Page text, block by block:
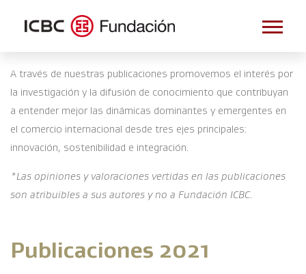
A través de nuestras publicaciones promovemos el interés por
la investigación y la difusión de conocimiento que contribuyan
a entender mejor las dinámicas dominantes y emergentes en
el comercio internacional desde tres ejes principales:
innovación, sostenibilidad e integración.
*Las opiniones y valoraciones vertidas en las publicaciones
son atribuibles a sus autores y no a Fundación ICBC.
Publicaciones 2021